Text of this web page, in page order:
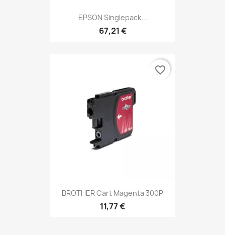
EPSON Singlepack...
67,21 €
BROTHER Cart Magenta 300P
11,77 €
favorite_border